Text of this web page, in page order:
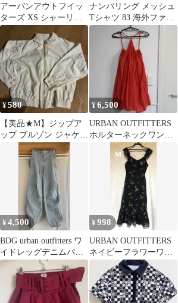
アーバンアウトフイッ
ターズ XS シャーリン
グ
ナンバリング メッシュ
Tシャツ 83 海外ファッ
ション
¥580
【美品★M】ジップア
ップ ブルゾン ジャケッ
¥6,500
URBAN OUTFITTERS
ホルターネックワンピ
ース オレンジ S
¥4,500
BDG urban outfitters ワ
イドレッグデニムパン
ツ XS
¥998
URBAN OUTFITTERS
ネイビーフラワーワン
ピース M